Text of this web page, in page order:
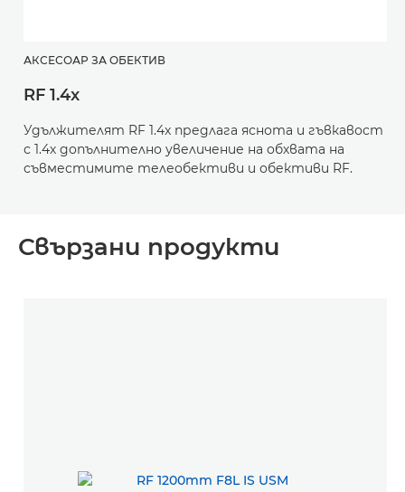
АКСЕСОАР ЗА ОБЕКТИВ
RF 1.4x
Удължителят RF 1.4x предлага яснота и гъвкавост
с 1.4х допълнително увеличение на обхвата на
съвместимите телеобективи и обективи RF.
Свързани продукти